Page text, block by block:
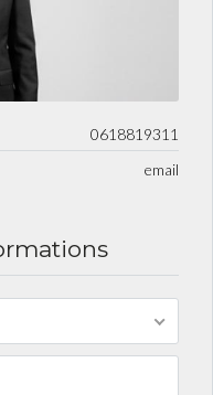
0618819311
email